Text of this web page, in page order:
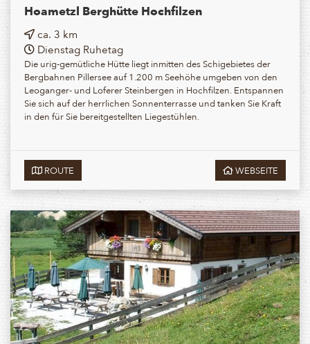
Hoametzl Berghütte Hochfilzen
ca. 3 km
Dienstag Ruhetag
Die urig-gemütliche Hütte liegt inmitten des Schigebietes der
Bergbahnen Pillersee auf 1.200 m Seehöhe umgeben von den
Leoganger- und Loferer Steinbergen in Hochfilzen. Entspannen
Sie sich auf der herrlichen Sonnenterrasse und tanken Sie Kraft
in den für Sie bereitgestellten Liegestühlen.
ROUTE WEBSEITE